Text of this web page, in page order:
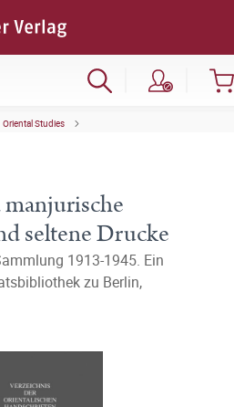
Oriental Studies
seltene Drucke
1913-1945. Ein
zu Berlin,